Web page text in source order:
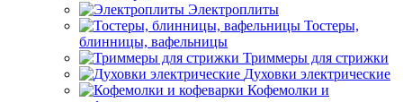
Электроплиты
Тостеры,
блинницы, вафельницы
Триммеры для стрижки
Духовки электрические
Кофемолки и